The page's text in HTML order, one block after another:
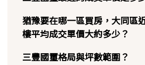
猶豫要在哪一區買房，大同區
樓平均成交單價大約多少？
三豐國璽格局與坪數範圍？